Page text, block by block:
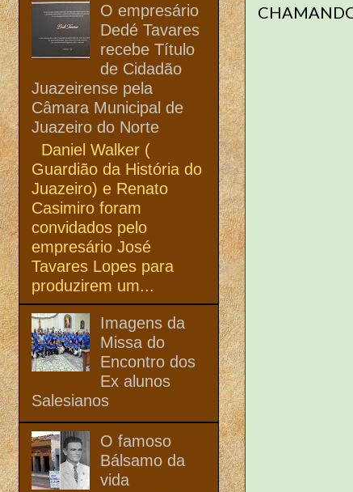
O empresário
Dedé Tavares
recebe Título
de Cidadão
Juazeirense pela
Câmara Municipal de
Juazeiro do Norte
Daniel Walker (
Guardião da História do
Juazeiro) e Renato
Casimiro foram
convidados pelo
empresário José
Tavares Lopes para
produzirem um...
Imagens da
Missa do
Encontro dos
Ex alunos
Salesianos
O famoso
Bálsamo da
vida